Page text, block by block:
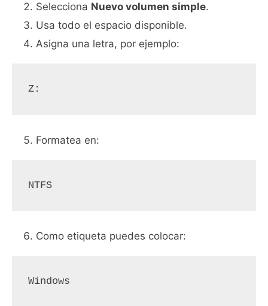
Selecciona Nuevo volumen simple.
Usa todo el espacio disponible.
Asigna una letra, por ejemplo:
Z:
Formatea en:
NTFS
Como etiqueta puedes colocar:
Windows